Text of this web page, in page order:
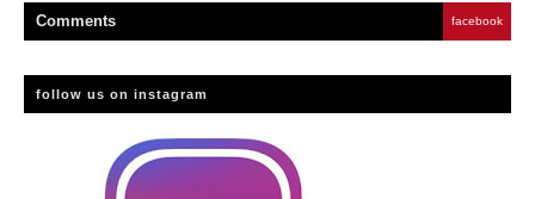
Comments facebook
follow us on instagram